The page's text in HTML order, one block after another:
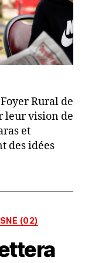
Rural de
leur vision de
et
des idées
(02)